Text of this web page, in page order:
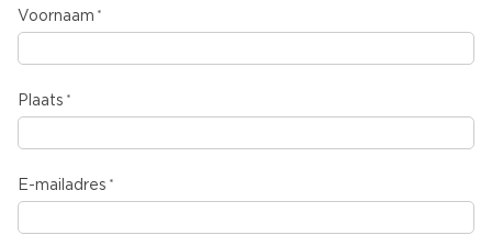
Voornaam
Plaats
E-mailadres